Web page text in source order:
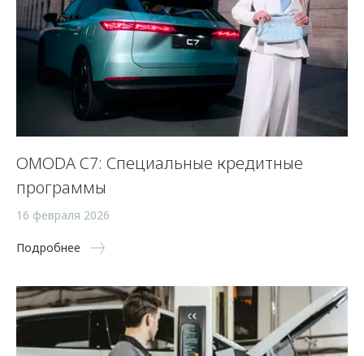
OMODA C7: Специальные кредитные
программы
16 февраля 2026
Подробнее